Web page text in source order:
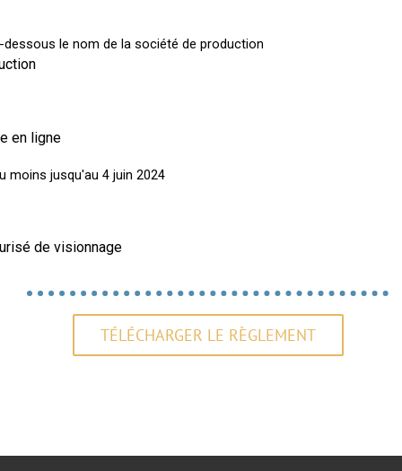
TÉLÉCHARGER LE RÈGLEMENT